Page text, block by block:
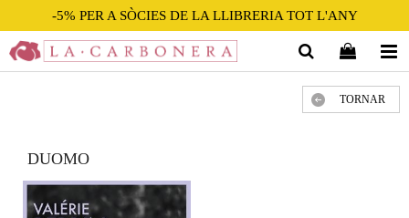
-5% PER A SÒCIES DE LA LLIBRERIA TOT L'ANY
TORNAR
DUOMO